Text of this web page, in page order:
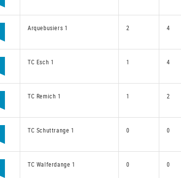
Arquebusiers 1 2 4
TC Esch 1 1 4
TC Remich 1 1 2
TC Schuttrange 1 0 0
TC Walferdange 1 0 0